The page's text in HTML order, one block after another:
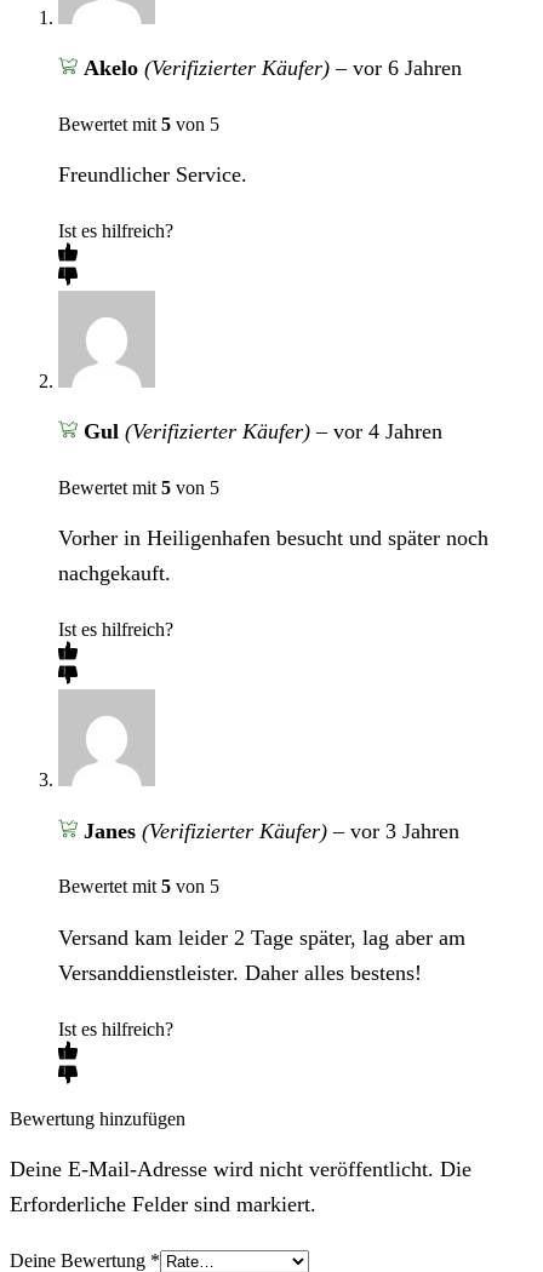
Akelo (Verifizierter Käufer) – vor 6 Jahren
Bewertet mit 5 von 5
Freundlicher Service.
Ist es hilfreich?
Gul (Verifizierter Käufer) – vor 4 Jahren
Bewertet mit 5 von 5
Vorher in Heiligenhafen besucht und später noch
nachgekauft.
Ist es hilfreich?
Janes (Verifizierter Käufer) – vor 3 Jahren
Bewertet mit5 von 5
Versand kam leider 2 Tage später, lag aber am
Versanddienstleister. Daher alles bestens!
Ist es hilfreich?
Bewertung hinzufügen
Deine E-Mail-Adresse wird nicht veröffentlicht. Die
Erforderliche Felder sind markiert.
Deine Bewertung *